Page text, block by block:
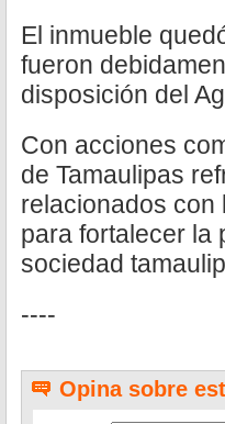
El inmueble
fueron
disposición del
Con acciones
de Tamaulipas
relacionados con
para fortalecer la
sociedad
----
Opina sobre